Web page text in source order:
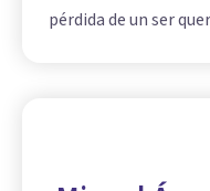
pérdida de un ser